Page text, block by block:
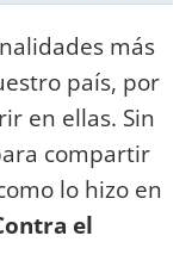
más
país, por
en ellas. Sin
compartir
lo hizo en
el